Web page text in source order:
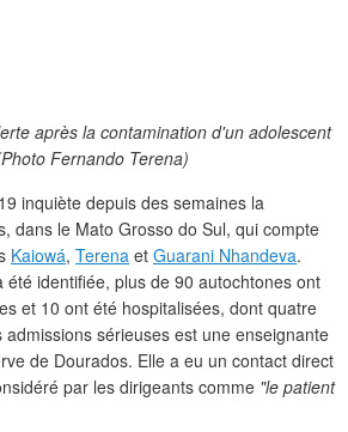
après la contamination d'un adolescent
Fernando Terena)
inquiète depuis des semaines la
dans le Mato Grosso do Sul, qui compte
Kaiowá, Terena et Guarani Nhandeva.
identifiée, plus de 90 autochtones ont
et 10 ont été hospitalisées, dont quatre
sérieuses est une enseignante
de Dourados. Elle a eu un contact direct
par les dirigeants comme "le patient